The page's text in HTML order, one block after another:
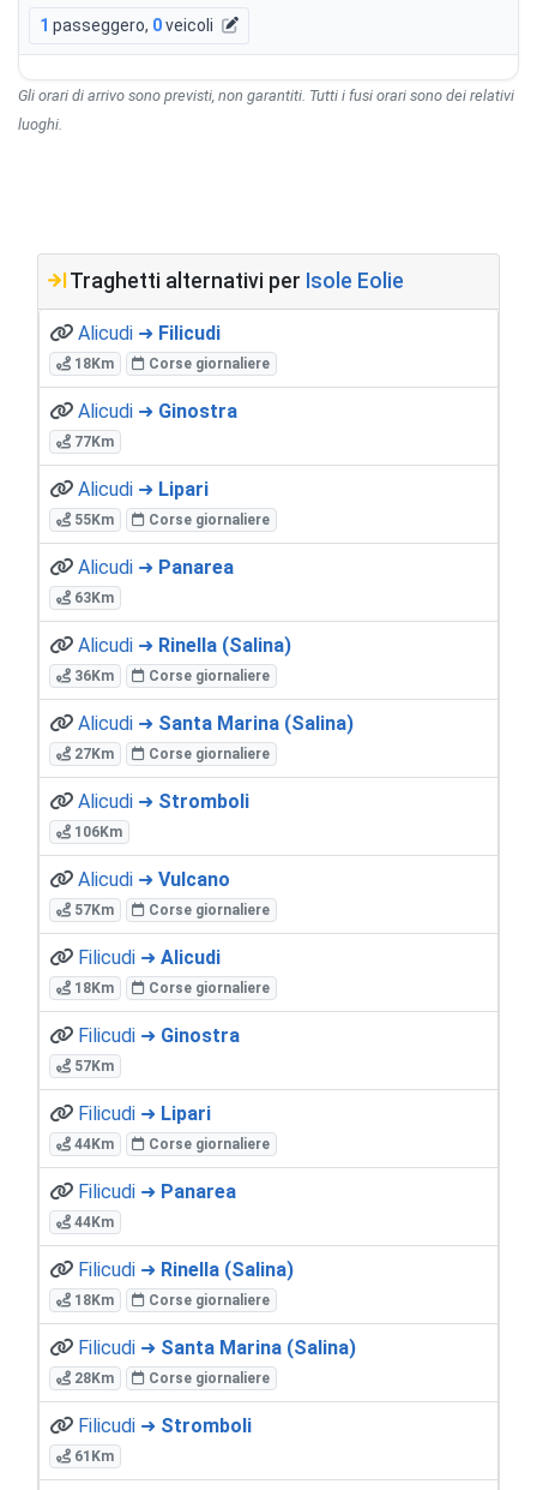
1 passeggero, 0veicoli
Gli orari di arrivo sono previsti, non garantiti. Tutti i fusi orari sono dei relativi
luoghi.
Traghetti alternativi per Isole Eolie
Alicudi ➜ Filicudi
18Km Corse giornaliere
Alicudi ➜ Ginostra
77Km
Alicudi ➜ Lipari
55Km Corse giornaliere
Alicudi ➜ Panarea
63Km
Alicudi ➜ Rinella (Salina)
36Km Corse giornaliere
Alicudi ➜ Santa Marina (Salina)
27Km Corse giornaliere
Alicudi ➜ Stromboli
106Km
Alicudi ➜ Vulcano
57Km Corse giornaliere
Filicudi ➜ Alicudi
18Km Corse giornaliere
Filicudi ➜ Ginostra
57Km
Filicudi ➜ Lipari
44Km Corse giornaliere
Filicudi ➜ Panarea
44Km
Filicudi ➜ Rinella (Salina)
18Km Corse giornaliere
Filicudi ➜ Santa Marina (Salina)
28Km Corse giornaliere
Filicudi ➜ Stromboli
61Km